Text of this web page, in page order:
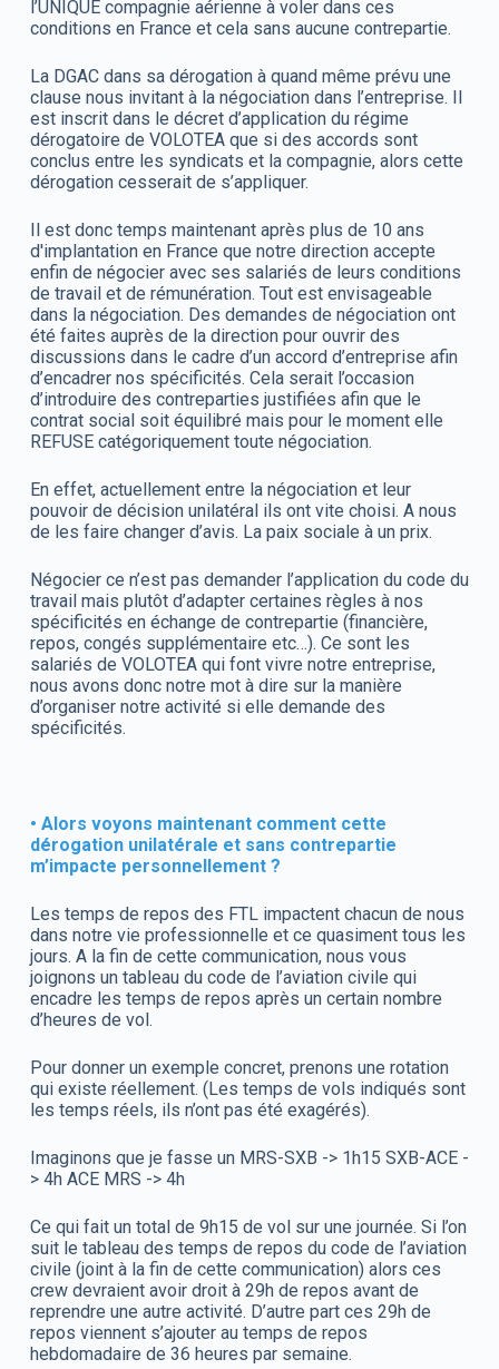
l’UNIQUE compagnie aérienne à voler dans ces
conditions en France et cela sans aucune contrepartie.
La DGAC dans sa dérogation à quand même prévu une
clause nous invitant à la négociation dans l’entreprise. Il
est inscrit dans le décret d’application du régime
dérogatoire de VOLOTEA que si des accords sont
conclus entre les syndicats et la compagnie, alors cette
dérogation cesserait de s’appliquer.
Il est donc temps maintenant après plus de 10 ans
d'implantation en France que notre direction accepte
enfin de négocier avec ses salariés de leurs conditions
de travail et de rémunération. Tout est envisageable
dans la négociation. Des demandes de négociation ont
été faites auprès de la direction pour ouvrir des
discussions dans le cadre d’un accord d’entreprise afin
d’encadrer nos spécificités. Cela serait l’occasion
d’introduire des contreparties justifiées afin que le
contrat social soit équilibré mais pour le moment elle
REFUSE catégoriquement toute négociation.
En effet, actuellement entre la négociation et leur
pouvoir de décision unilatéral ils ont vite choisi. A nous
de les faire changer d’avis. La paix sociale à un prix.
Négocier ce n’est pas demander l’application du code du
travail mais plutôt d’adapter certaines règles à nos
spécificités en échange de contrepartie (financière,
repos, congés supplémentaire etc…). Ce sont les
salariés de VOLOTEA qui font vivre notre entreprise,
nous avons donc notre mot à dire sur la manière
d’organiser notre activité si elle demande des
spécificités.
• Alors voyons maintenant comment cette
dérogation unilatérale et sans contrepartie
m’impacte personnellement ?
Les temps de repos des FTL impactent chacun de nous
dans notre vie professionnelle et ce quasiment tous les
jours. A la fin de cette communication, nous vous
joignons un tableau du code de l’aviation civile qui
encadre les temps de repos après un certain nombre
d’heures de vol.
Pour donner un exemple concret, prenons une rotation
qui existe réellement. (Les temps de vols indiqués sont
les temps réels, ils n’ont pas été exagérés).
Imaginons que je fasse un MRS-SXB -> 1h15 SXB-ACE -
> 4h ACE MRS -> 4h
Ce qui fait un total de 9h15 de vol sur une journée. Si l’on
suit le tableau des temps de repos du code de l’aviation
civile (joint à la fin de cette communication) alors ces
crew devraient avoir droit à 29h de repos avant de
reprendre une autre activité. D’autre part ces 29h de
repos viennent s’ajouter au temps de repos
hebdomadaire de 36 heures par semaine.